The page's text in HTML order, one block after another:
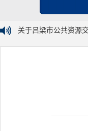
关于吕梁市公共资源